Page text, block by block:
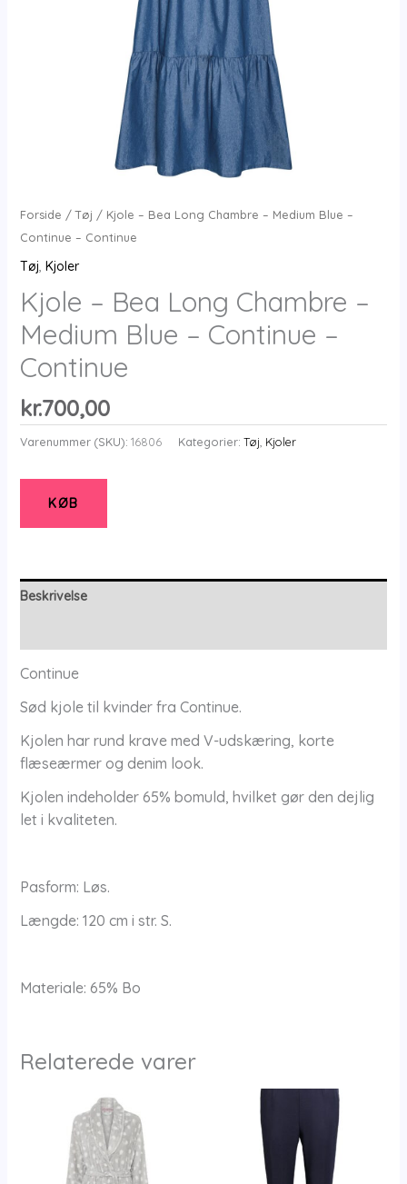
Forside /Tøj / Kjole – Bea Long Chambre – Medium Blue –
Continue – Continue
Tøj, Kjoler
Kjole – Bea Long Chambre –
Medium Blue – Continue –
Continue
kr.700,00
Varenummer (SKU): 16806 Kategorier: Tøj, Kjoler
KØB
Beskrivelse
Continue
Sød kjole til kvinder fra Continue.
Kjolen har rund krave med V-udskæring, korte
flæseærmer og denim look.
Kjolen indeholder 65% bomuld, hvilket gør den dejlig
let i kvaliteten.
Pasform: Løs.
Længde: 120 cm i str. S.
Materiale: 65% Bo
Relaterede varer